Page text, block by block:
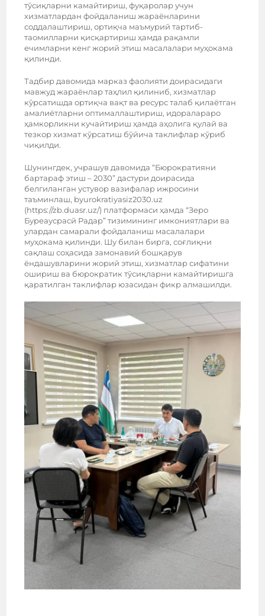
тўсиқларни камайтириш, фуқаролар учун
хизматлардан фойдаланиш жараёнларини
соддалаштириш, ортиқча маъмурий тартиб-
таомилларни қисқартириш ҳамда рақамли
ечимларни кенг жорий этиш масалалари муҳокама
қилинди.
Тадбир давомида марказ фаолияти доирасидаги
мавжуд жараёнлар таҳлил қилиниб, хизматлар
кўрсатишда ортиқча вақт ва ресурс талаб қилаётган
амалиётларни оптималлаштириш, идоралараро
ҳамкорликни кучайтириш ҳамда аҳолига қулай ва
тезкор хизмат кўрсатиш бўйича таклифлар кўриб
чиқилди.
Шунингдек, учрашув давомида “Бюрократияни
бартараф этиш – 2030” дастури доирасида
белгиланган устувор вазифалар ижросини
таъминлаш, byurokratiyasiz2030.uz
(https://zb.duasr.uz/) платформаси ҳамда “Зеро
Буреауcраcй Радар” тизимининг имкониятлари ва
улардан самарали фойдаланиш масалалари
муҳокама қилинди. Шу билан бирга, соғлиқни
сақлаш соҳасида замонавий бошқарув
ёндашувларини жорий этиш, хизматлар сифатини
ошириш ва бюрократик тўсиқларни камайтиришга
қаратилган таклифлар юзасидан фикр алмашилди.